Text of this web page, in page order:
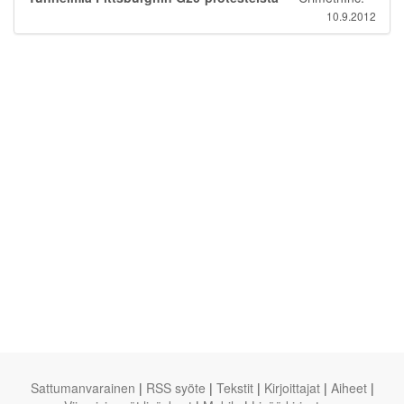
10.9.2012
Sattumanvarainen | RSS syöte | Tekstit | Kirjoittajat | Aiheet |